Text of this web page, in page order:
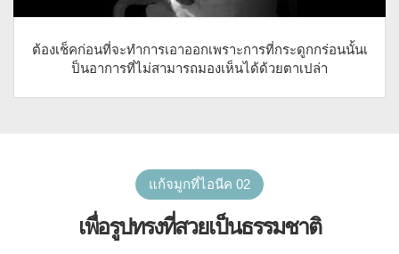
ต้องเช็คก่อนที่จะทำการเอาออกเพราะการที่กระดูกกร่อนนั้นเ
ป็นอาการที่ไม่สามารถมองเห็นได้ด้วยตาเปล่า
แก้จมูกที่ไอนีค 02
เพื่อรูปทรงที่สวยเป็นธรรมชาติ